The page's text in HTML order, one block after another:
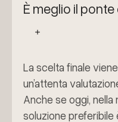
È meglio il ponte
La scelta finale
un’attenta
Anche se oggi, nella
soluzione preferibile